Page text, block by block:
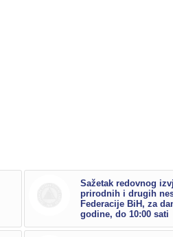
Sažetak redovnog
prirodnih i drugih
Federacije BiH, za
godine, do 10:00 sati